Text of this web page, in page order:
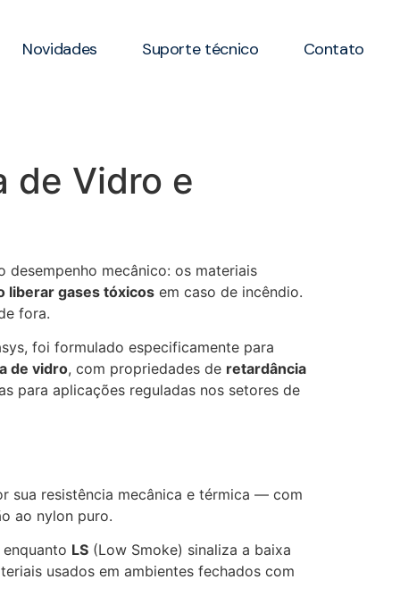
Novidades Suporte técnico Contato
de Vidro e
mecânico: os materiais
liberar gases tóxicos em caso de incêndio.
fora.
foi formulado especificamente para
de vidro, com propriedades de retardância
para aplicações reguladas nos setores de
sua resistência mecânica e térmica — com
ao nylon puro.
LS (Low Smoke) sinaliza a baixa
usados em ambientes fechados com